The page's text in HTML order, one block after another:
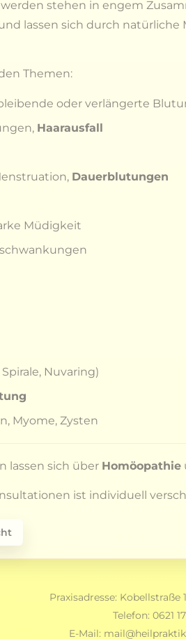
stehen in engem
lassen sich durch
Themen:
oder verlängerte
Haarausfall
Dauerblutungen
Müdigkeit
Spirale, Nuvaring)
Myome, Zysten
lassen sich über Homöopathie
ist individuell
Praxisadresse: Kobellstraße
Telefon: 0621
E-Mail: